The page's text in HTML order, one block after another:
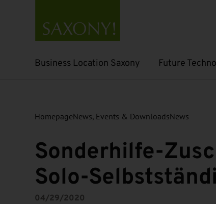
Business Location Saxony
Open submenu Future
Open submenu
HomepageNews, Events & DownloadsNews
Sonderhilfe-
Solo-
04/29/2020